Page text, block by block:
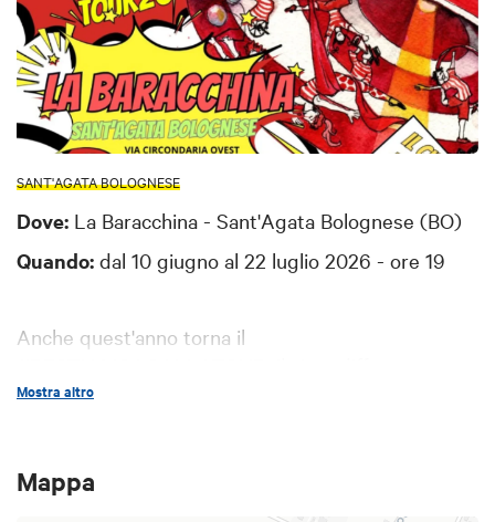
SANT'AGATA BOLOGNESE
Dove: La Baracchina - Sant'Agata Bolognese (BO)
Quando: dal 10 giugno al 22 luglio 2026 - ore 19
Anche quest'anno torna il
di Wanda Circus.
Mostra altro
Mappa